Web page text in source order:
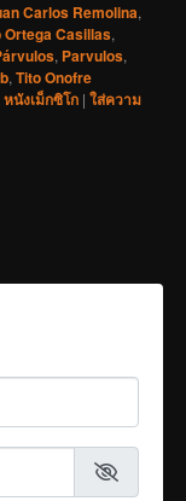
Carlos Remolina,
Ortega Casillas,
, Parvulos,
,Tito Onofre
หนังเม็กซิโก |ใส่ความ